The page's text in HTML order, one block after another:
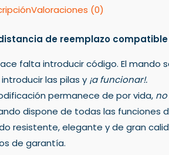
Valoraciones (0)
de reemplazo compatible
falta introducir código. El
introducir las pilas y ¡a funcionar!.
permanece de por vida,
dispone de todas las funciones
resistente, elegante y de gran
de garantía.